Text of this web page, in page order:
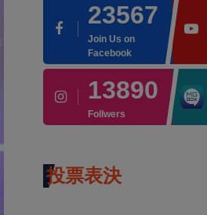
23567
Join Us on
Facebook
13890
Follwers
投票表決